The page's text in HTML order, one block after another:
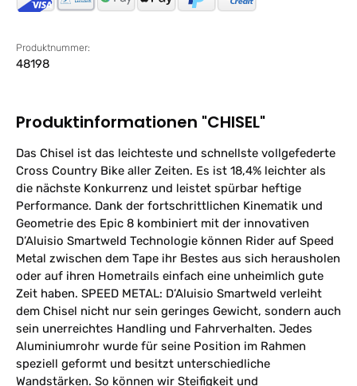
Produktnummer:
48198
Produktinformationen "CHISEL"
Das Chisel ist das leichteste und schnellste vollgefederte
Cross Country Bike aller Zeiten. Es ist 18,4% leichter als
die nächste Konkurrenz und leistet spürbar heftige
Performance. Dank der fortschrittlichen Kinematik und
Geometrie des Epic 8 kombiniert mit der innovativen
D’Aluisio Smartweld Technologie können Rider auf Speed
Metal zwischen dem Tape ihr Bestes aus sich herausholen
oder auf ihren Hometrails einfach eine unheimlich gute
Zeit haben. SPEED METAL: D’Aluisio Smartweld verleiht
dem Chisel nicht nur sein geringes Gewicht, sondern auch
sein unerreichtes Handling und Fahrverhalten. Jedes
Aluminiumrohr wurde für seine Position im Rahmen
speziell geformt und besitzt unterschiedliche
Wandstärken. So können wir Steifigkeit und